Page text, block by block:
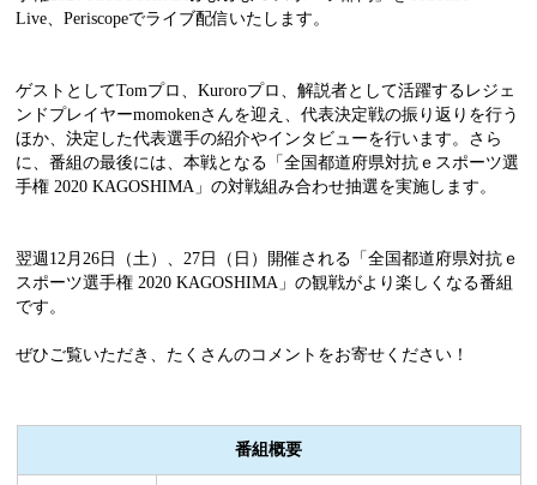
Live、Periscopeでライブ配信いたします。
ゲストとしてTomプロ、Kuroroプロ、解説者として活躍するレジェ
ンドプレイヤーmomokenさんを迎え、代表決定戦の振り返りを行う
ほか、決定した代表選手の紹介やインタビューを行います。さら
に、番組の最後には、本戦となる「全国都道府県対抗ｅスポーツ選
手権 2020 KAGOSHIMA」の対戦組み合わせ抽選を実施します。
翌週12月26日（土）、27日（日）開催される「全国都道府県対抗ｅ
スポーツ選手権 2020 KAGOSHIMA」の観戦がより楽しくなる番組
です。
ぜひご覧いただき、たくさんのコメントをお寄せください！
番組概要